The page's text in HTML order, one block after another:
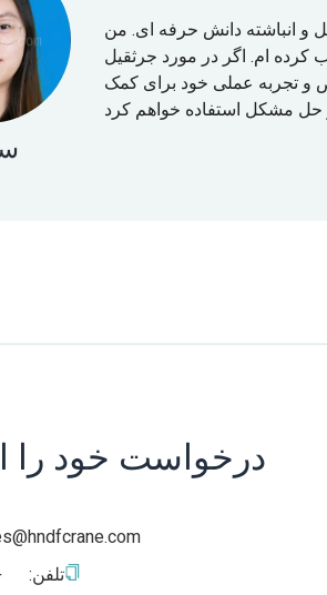
جرثقیل و انباشته دانش حرفه ای. من
بیش از 500 مشتری انتخاب کرده ام. اگر در مورد جرثقیل
و تجربه عملی خود برای کمک
درخواست خود را
تلفن: